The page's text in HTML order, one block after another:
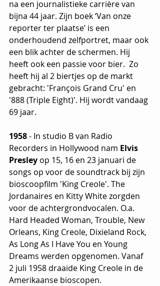
na een journalistieke carrière van
bijna 44 jaar. Zijn boek ‘Van onze
reporter ter plaatse’ is een
onderhoudend zelfportret, maar ook
een blik achter de schermen. Hij
heeft ook een passie voor bier.  Zo
heeft hij al 2 biertjes op de markt
gebracht: 'François Grand Cru' en
'888 (Triple Eight)'. Hij wordt vandaag
69 jaar.
1958 - In studio B van Radio
Recorders in Hollywood nam Elvis
Presley op 15, 16 en 23 januari de
songs op voor de soundtrack bij zijn
bioscoopfilm 'King Creole'. The
Jordanaires en Kitty White zorgden
voor de achtergrondvocalen. O.a.
Hard Headed Woman, Trouble, New
Orleans, King Creole, Dixieland Rock,
As Long As I Have You en Young
Dreams werden opgenomen. Vanaf
2 juli 1958 draaide King Creole in de
Amerikaanse bioscopen.